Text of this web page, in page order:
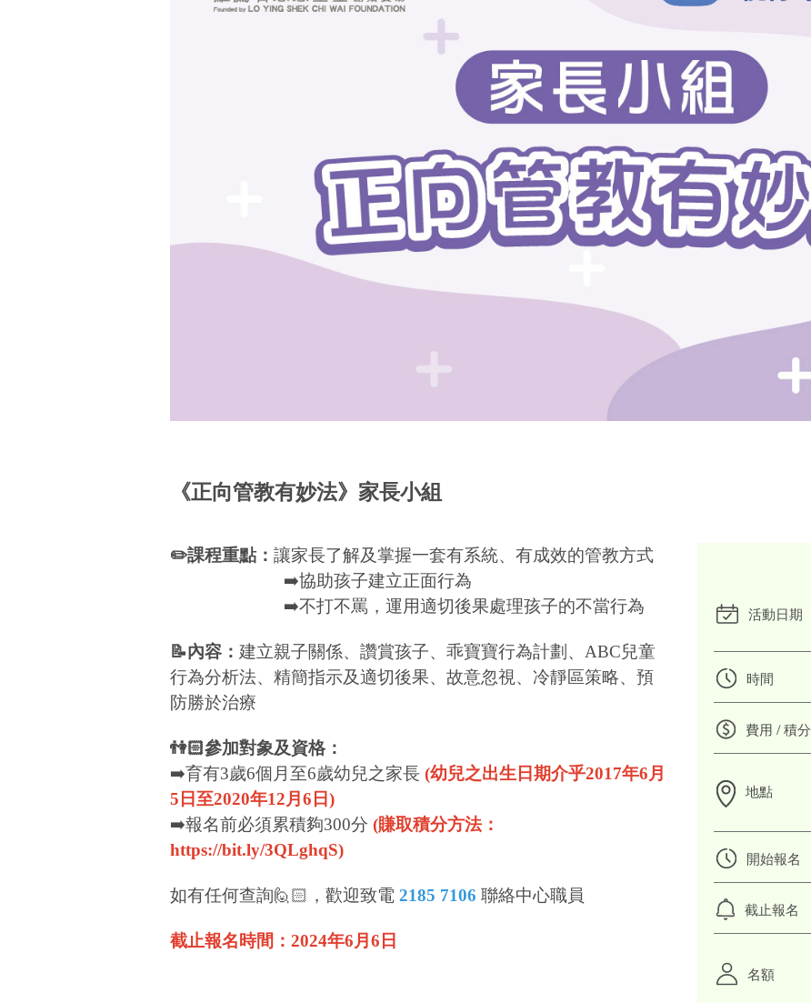
《正向管教有妙法》家長小組
✏️課程重點： 讓家長了解及掌握一套有系統、有成效的管教方式
➡️協助孩子建立正面行為
➡️不打不罵，運用適切後果處理孩子的不當行為
📝內容： 建立親子關係、讚賞孩子、乖寶寶行為計劃、ABC兒童
行為分析法、精簡指示及適切後果、故意忽視、冷靜區策略、預
防勝於治療
👫🏻參加對象及資格：
➡️育有3歲6個月至6歲幼兒之家長 (幼兒之出生日期介乎2017年6月
5日至2020年12月6日)
➡️報名前必須累積夠300分 (賺取積分方法：
https://bit.ly/3QLghqS)
如有任何查詢🙋🏻，歡迎致電 2185 7106 聯絡中心職員
截止報名時間：2024年6月6日
活動日期
時間
費用 / 積分
地點
開始報名
截止報名
名額